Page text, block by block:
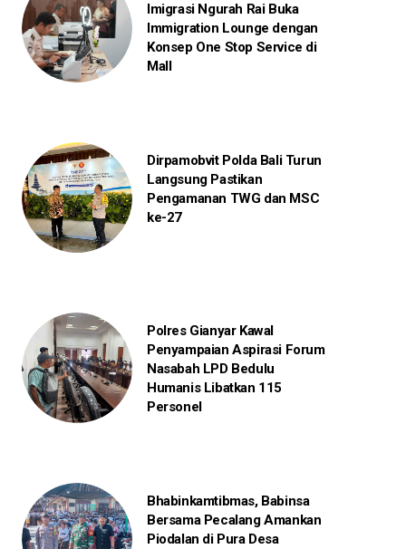
Imigrasi Ngurah Rai Buka
Immigration Lounge dengan
Konsep One Stop Service di
Mall
Dirpamobvit Polda Bali Turun
Langsung Pastikan
Pengamanan TWG dan MSC
ke-27
Polres Gianyar Kawal
Penyampaian Aspirasi Forum
Nasabah LPD Bedulu
Humanis Libatkan 115
Personel
Bhabinkamtibmas, Babinsa
Bersama Pecalang Amankan
Piodalan di Pura Desa